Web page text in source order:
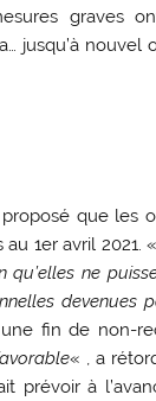
graves
jusqu’à nouvel
que les
1er avril 2021. «
ne
devenues
fin de non-
« , a
prévoir à